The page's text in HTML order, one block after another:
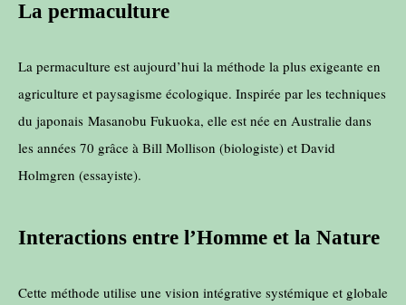
La permaculture
La permaculture est aujourd’hui la méthode la plus exigeante en
agriculture et paysagisme écologique. Inspirée par les techniques
du japonais Masanobu Fukuoka, elle est née en Australie dans
les années 70 grâce à Bill Mollison (biologiste) et David
Holmgren (essayiste).
Interactions entre l’Homme et la Nature
Cette méthode utilise une vision intégrative systémique et globale